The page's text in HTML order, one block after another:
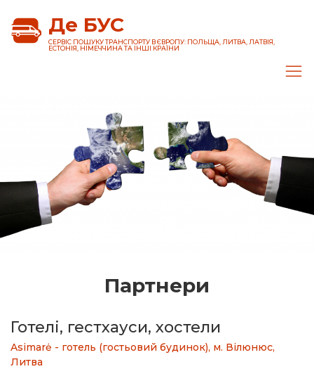
Де БУС
CЕРВІС ПОШУКУ ТРАНСПОРТУ В ЄВРОПУ: ПОЛЬЩА, ЛИТВА, ЛАТВІЯ,
ЕСТОНІЯ, НІМЕЧЧИНА ТА ІНШІ КРАЇНИ
Партнери
Готелі, гестхауси, хостели
Asimarė - готель (гостьовий будинок), м. Вілюнюс,
Литва